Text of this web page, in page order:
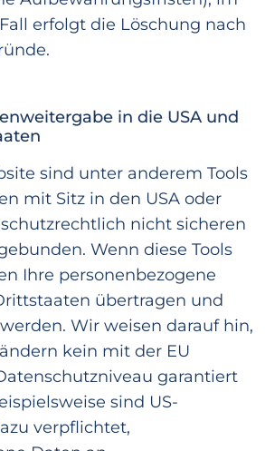
erfolgt die Löschung nach
in die USA und
sind unter anderem Tools
mit Sitz in den USA oder
nicht sicheren
Wenn diese Tools
Ihre personenbezogene
übertragen und
Wir weisen darauf hin,
kein mit der EU
garantiert
sind US-
verpflichtet,